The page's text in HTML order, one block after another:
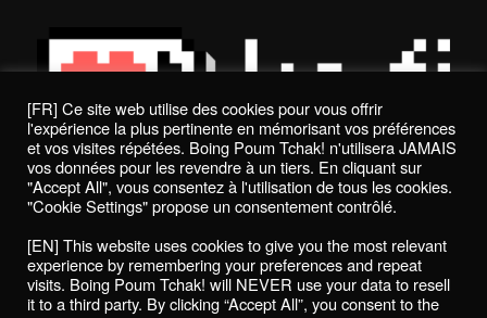
Politique de confidentialité / Privacy Policy
Boing Poum Tchak! - 2022
[FR] Ce site web utilise des cookies pour vous offrir
l'expérience la plus pertinente en mémorisant vos préférences
et vos visites répétées. Boing Poum Tchak! n'utilisera JAMAIS
vos données pour les revendre à un tiers. En cliquant sur
"Accept All", vous consentez à l'utilisation de tous les cookies.
"Cookie Settings" propose un consentement contrôlé.
[EN] This website uses cookies to give you the most relevant
experience by remembering your preferences and repeat
visits. Boing Poum Tchak! will NEVER use your data to resell
it to a third party. By clicking “Accept All”, you consent to the